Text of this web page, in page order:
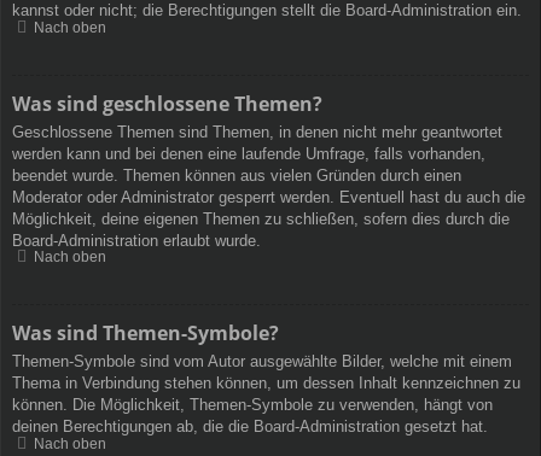
kannst oder nicht; die Berechtigungen stellt die Board-Administration ein.
Nach oben
Was sind geschlossene Themen?
Geschlossene Themen sind Themen, in denen nicht mehr geantwortet
werden kann und bei denen eine laufende Umfrage, falls vorhanden,
beendet wurde. Themen können aus vielen Gründen durch einen
Moderator oder Administrator gesperrt werden. Eventuell hast du auch die
Möglichkeit, deine eigenen Themen zu schließen, sofern dies durch die
Board-Administration erlaubt wurde.
Nach oben
Was sind Themen-Symbole?
Themen-Symbole sind vom Autor ausgewählte Bilder, welche mit einem
Thema in Verbindung stehen können, um dessen Inhalt kennzeichnen zu
können. Die Möglichkeit, Themen-Symbole zu verwenden, hängt von
deinen Berechtigungen ab, die die Board-Administration gesetzt hat.
Nach oben